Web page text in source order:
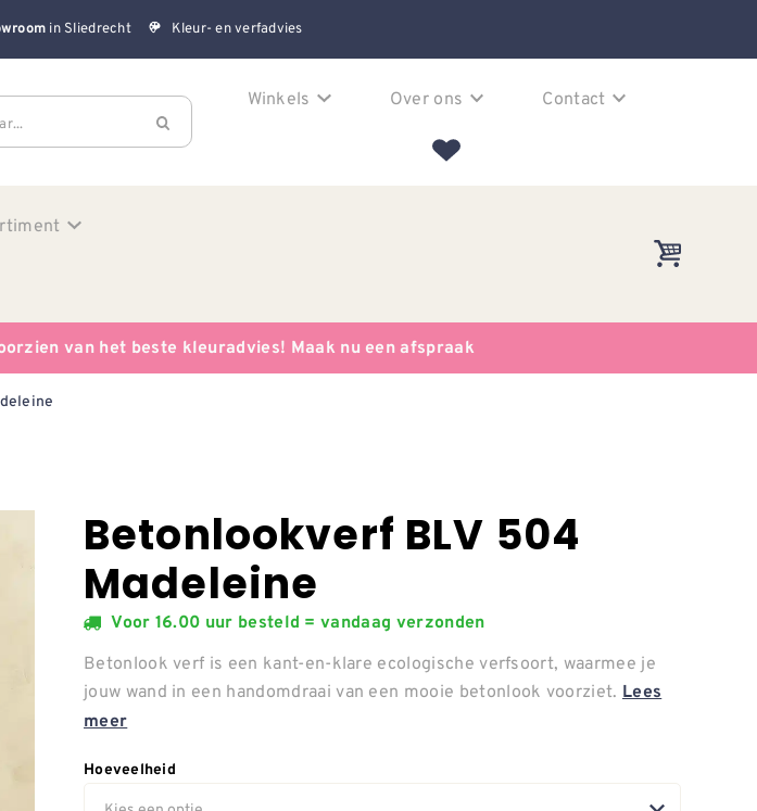
in Sliedrecht Kleur- en verfadvies
Winkels Over ons Contact
van het beste kleuradvies! Maak nu een afspraak
Betonlookverf BLV 504
Madeleine
Voor 16.00 uur besteld = vandaag verzonden
Betonlook verf is een kant-en-klare ecologische verfsoort, waarmee je
jouw wand in een handomdraai van een mooie betonlook voorziet. Lees
meer
Hoeveelheid